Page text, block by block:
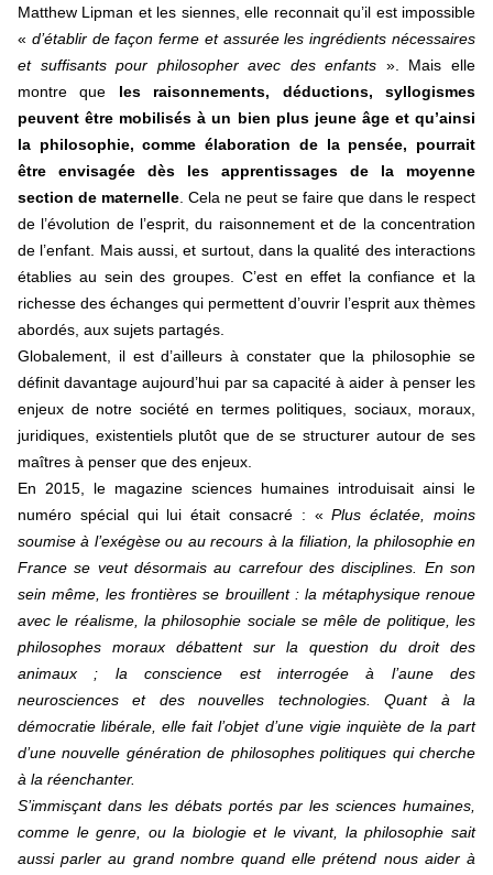
Matthew Lipman et les siennes, elle reconnait qu’il est impossible
« d’établir de façon ferme et assurée les ingrédients nécessaires
et suffisants pour philosopher avec des enfants ». Mais elle
montre que les raisonnements, déductions, syllogismes
peuvent être mobilisés à un bien plus jeune âge et qu’ainsi
la philosophie, comme élaboration de la pensée, pourrait
être envisagée dès les apprentissages de la moyenne
section de maternelle . Cela ne peut se faire que dans le respect
de l’évolution de l’esprit, du raisonnement et de la concentration
de l’enfant. Mais aussi, et surtout, dans la qualité des interactions
établies au sein des groupes. C’est en effet la confiance et la
richesse des échanges qui permettent d’ouvrir l’esprit aux thèmes
abordés, aux sujets partagés.
Globalement, il est d’ailleurs à constater que la philosophie se
définit davantage aujourd’hui par sa capacité à aider à penser les
enjeux de notre société en termes politiques, sociaux, moraux,
juridiques, existentiels plutôt que de se structurer autour de ses
maîtres à penser que des enjeux.
En 2015, le magazine sciences humaines introduisait ainsi le
numéro spécial qui lui était consacré : «Plus éclatée, moins
soumise à l’exégèse ou au recours à la filiation, la philosophie en
France se veut désormais au carrefour des disciplines. En son
sein même, les frontières se brouillent : la métaphysique renoue
avec le réalisme, la philosophie sociale se mêle de politique, les
philosophes moraux débattent sur la question du droit des
animaux ; la conscience est interrogée à l’aune des
neurosciences et des nouvelles technologies. Quant à la
démocratie libérale, elle fait l’objet d’une vigie inquiète de la part
d’une nouvelle génération de philosophes politiques qui cherche
à la réenchanter.
S’immisçant dans les débats portés par les sciences humaines,
comme le genre, ou la biologie et le vivant, la philosophie sait
aussi parler au grand nombre quand elle prétend nous aider à